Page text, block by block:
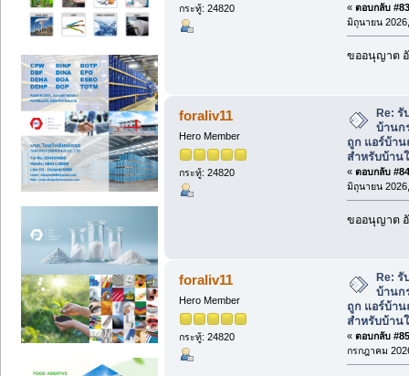
กระทู้: 24820 « ตอบกลับ
มิถุนายน
ขออนุญาต
foraliv11
Hero Member
กระทู้: 24820
Re: รั
บ้านก
ถูก แอร์บ้า
สำหรับบ้าน
« ตอบกลับ
มิถุนายน
ขออนุญาต
foraliv11
Hero Member
กระทู้: 24820
Re: รั
บ้านก
ถูก แอร์บ้า
สำหรับบ้าน
« ตอบกลับ
กรกฎาคม